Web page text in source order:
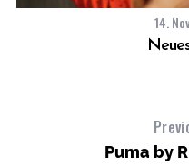
14.
Puma by